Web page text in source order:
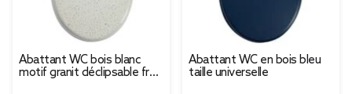
Abattant WC bois blanc
motif granit déclipsable frein
Abattant WC en bois bleu
taille universelle